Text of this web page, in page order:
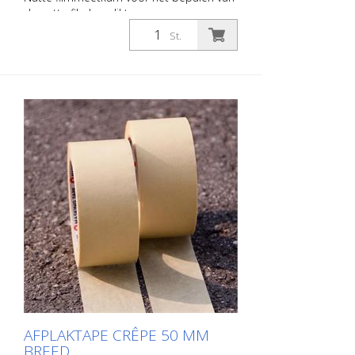
de natte filmlaagdikte van
wegmarkeringen voldoet aan ISO 2808-7B
staal, roestvast 25 - 2.000 µm (zeshoekige
St.
AFPLAKTAPE CRÊPE 50 MM